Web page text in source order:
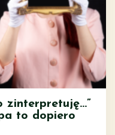
zinterpretuję…”
to dopiero